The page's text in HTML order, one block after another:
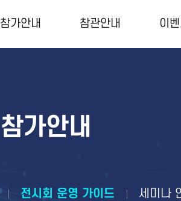
참가안내 참관안내
참관 사전등록
부스 레이아웃
이
참가안내
전시회 운영 가이드 세미나